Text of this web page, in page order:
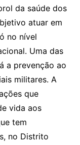
da saúde dos
atuar em
no nível
Uma das
a prevenção ao
militares. A
que
vida aos
tem
no Distrito